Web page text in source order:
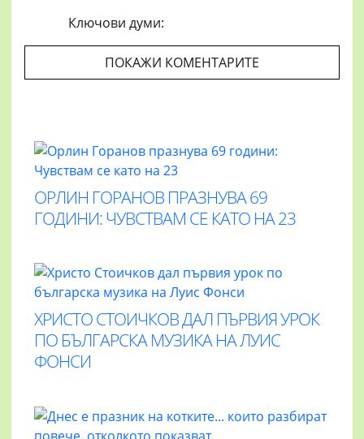
Ключови думи:
ПОКАЖИ КОМЕНТАРИТЕ
ОРЛИН ГОРАНОВ ПРАЗНУВА 69
ГОДИНИ: ЧУВСТВАМ СЕ КАТО НА 23
ХРИСТО СТОИЧКОВ ДАЛ ПЪРВИЯ УРОК
ПО БЪЛГАРСКА МУЗИКА НА ЛУИС
ФОНСИ